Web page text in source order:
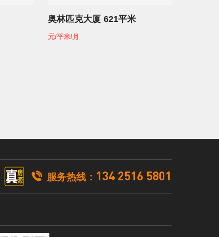
奥林匹克大厦 621平米
元/平米/月
 服务热线： 134 2516 5801